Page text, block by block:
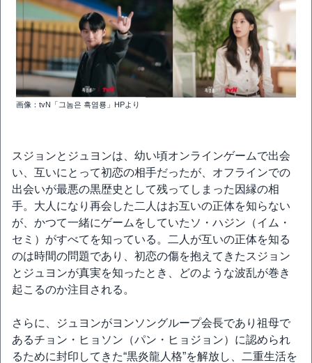
画像：tvN「그놈은 흑염룡」HPより
スジョンとジュヨンは、幼い頃オンラインゲームで出会
い、互いにとって初恋の相手だったが、オフラインでの
出会いが最悪の黒歴史として残ってしまった因縁の相
手。大人になり再会した二人はお互いの正体を知らない
が、かつて一緒にゲームをしていたソ・ハジン（イム・
セミ）がすべてを知っている。二人が互いの正体を知る
のは時間の問題であり、初恋の傷を抱えてきたスジョン
とジュヨンが真実を知ったとき、どのような波乱が巻き
起こるのか注目される。
さらに、ジュヨンがヨンソングループ会長であり祖母で
あるチョン・ヒョソン（パン・ヒョジョン）に認められ
るために封印してきた“黒炎龍人格”を解放し、二重生活を